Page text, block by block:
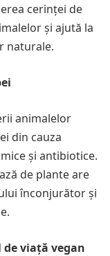
cerinței de
și ajută la
naturale.
animalelor
din cauza
și antibiotice.
de plante are
înconjurător și
viață vegan